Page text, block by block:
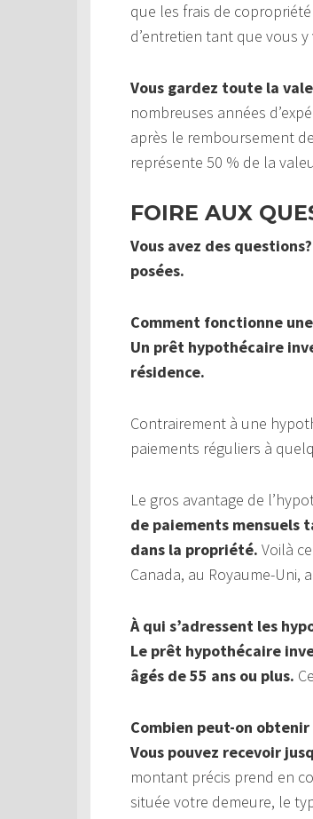
que les frais de
d’entretien tant que vous y
Vous gardez toute la
nombreuses années
après le remboursement
représente 50 % de la
FOIRE AUX
Vous avez des
posées.
Comment fonctionne
Un prêt hypothécaire
résidence.
Contrairement à une
paiements réguliers à
Le gros avantage de
de paiements mensuels
dans la propriété. Voilà
Canada, au Royaume-Uni,
À qui s’adressent les
Le prêt hypothécaire
âgés de 55 ans ou plus.
Combien peut-on
Vous pouvez recevoir
montant précis prend en
située votre demeure, le